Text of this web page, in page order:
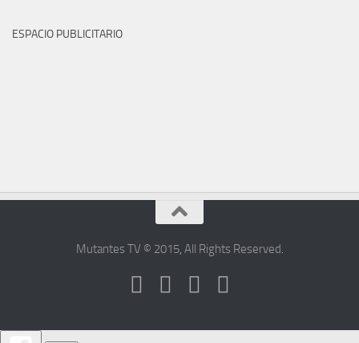
ESPACIO PUBLICITARIO
Mutantes TV © 2015, All Rights Reserved.